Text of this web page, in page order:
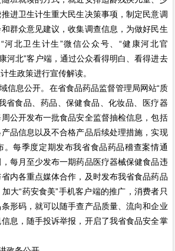
进卫生计生重大民生决策事项，制定民意调
群众意见建议，收集调查信息，为做好民生
河北卫生计生”微信公众号、“健康河北官
河北”客户端，通过公众看得明白、看得进去
生政策进行宣传解读。
信息公开。在省食品药品监督管理局网站“质
省食品、药品、保健食品、化妆品、医疗器
公开发布一批食品安全监督抽检信息，包括
品信息以及不合格产品后续处理措施，实现
。每季度定期发布我省食品药品稽查案情通
每月至少发布一期药品医疗器械保健食品违
内各重点媒体合作，及时发布我省食品药品
大“药安食美”手机客户端的推广，消费者只
形码，就可以随手查产品质量、流向和企业
息，随手投诉举报，开启了我省食品安全掌